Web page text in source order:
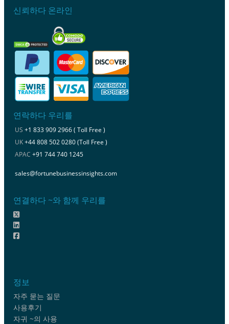
신뢰하다 온라인
연락하다 우리를
US +1 833 909 2966 ( Toll Free )
UK+44 808 502 0280 (Toll Free )
APAC +91 744 740 1245
sales@fortunebusinessinsights.com
연결하다 ~와 함께 우리를
정보
자주 묻는 질문
사용후기
자귀 ~의 사용